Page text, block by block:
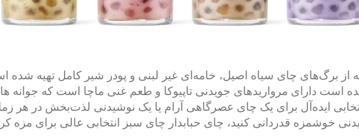
از برگ‌های چای سیاه اصیل، خامه‌ای غیر لبنی و پودر شیر کامل تهیه شده
است دارای مرواریدهای جویدنی تاپیوکا و طعم غنی ماچا است که
ایده‌آل برای یک چای عصرگاهی آرام یا یک نوشیدنی لذت‌بخش در هر
خوشمزه قدردانی کنید، چای حبابدار چای سبز انتخابی عالی برای